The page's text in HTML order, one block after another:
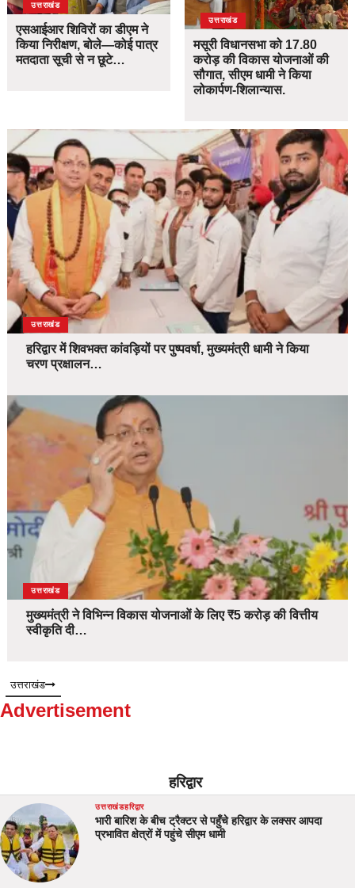
उत्तराखंड
एसआईआर शिविरों का डीएम ने
किया निरीक्षण, बोले—कोई पात्र
मतदाता सूची से न छूटे…
उत्तराखंड
मसूरी विधानसभा को 17.80
करोड़ की विकास योजनाओं की
सौगात, सीएम धामी ने किया
लोकार्पण-शिलान्यास.
उत्तराखंड
हरिद्वार में शिवभक्त कांवड़ियों पर पुष्पवर्षा, मुख्यमंत्री धामी ने किया
चरण प्रक्षालन…
उत्तराखंड
मुख्यमंत्री ने विभिन्न विकास योजनाओं के लिए ₹5 करोड़ की वित्तीय
स्वीकृति दी…
उत्तराखंड
Advertisement
हरिद्वार
उत्तराखंडहरिद्वार
भारी बारिश के बीच ट्रैक्टर से पहुँचे हरिद्वार के लक्सर आपदा
प्रभावित क्षेत्रों में पहुंचे सीएम धामी